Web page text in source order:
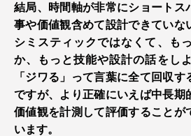
結局、時間軸が非常にショートス
事や価値観含めて設計できていな
シミスティックではなくて、も
か、もっと技能や設計の話をし
「ジワる」って言葉に全て回収
ですが、より正確にいえば中長期
価値観を計測して評価することが
います。